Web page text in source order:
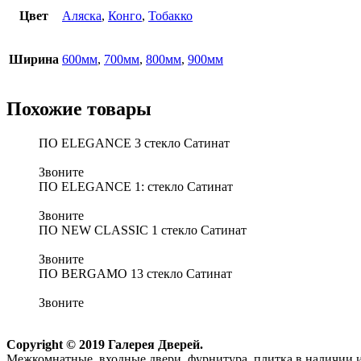
Цвет Аляска, Конго, Тобакко
Ширина 600мм, 700мм, 800мм, 900мм
Похожие товары
ПО ELEGANCE 3 стекло Сатинат
Звоните
ПО ELEGANCE 1: стекло Сатинат
Звоните
ПО NEW CLASSIC 1 стекло Сатинат
Звоните
ПО BERGAMO 13 стекло Сатинат
Звоните
Copyright © 2019 Галерея Дверей.